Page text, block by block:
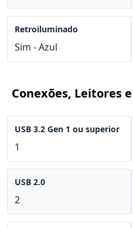
Retroiluminado
Sim - Azul
Conexões, Leitores
USB 3.2 Gen 1 ou superior
1
USB 2.0
2